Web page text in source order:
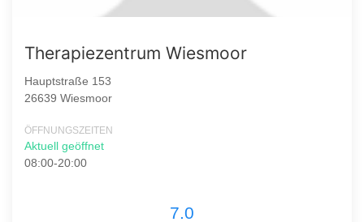
Therapiezentrum Wiesmoor
Hauptstraße 153
26639 Wiesmoor
ÖFFNUNGSZEITEN
Aktuell geöffnet
08:00-20:00
7.0